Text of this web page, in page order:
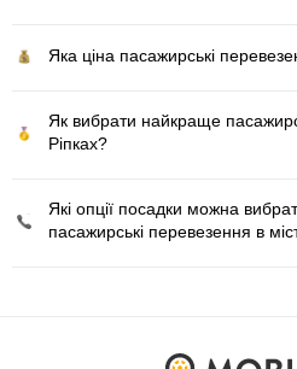
Яка ціна пасажирські
Як вибрати найкраще
Ріпках?
Які опції посадки можна
пасажирські перевезення в